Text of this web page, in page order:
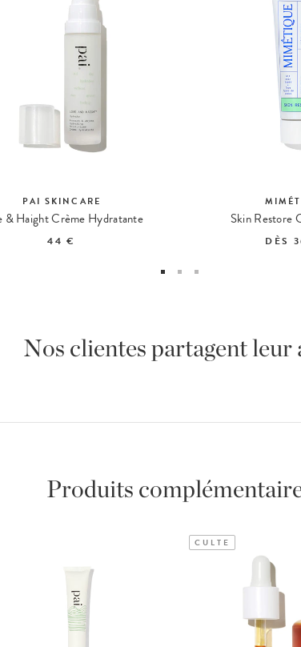
PAI SKINCARE
& Haight Crème Hydratante
44 €
Skin Restore
DÈS
Nos clientes partagent leur
Produits
CULTE